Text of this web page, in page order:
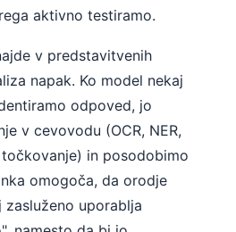
aktivno testiramo.
v predstavitvenih
napak. Ko model nekaj
odpoved, jo
v cevovodu (OCR, NER,
in posodobimo
omogoča, da orodje
zasluženo uporablja